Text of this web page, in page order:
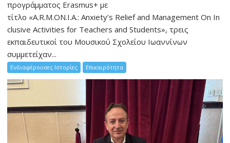
προγράμματος Erasmus+ με
τίτλο «A.R.M.ON.I.A.: Anxiety’s Relief and Management On In
clusive Activities for Teachers and Students», τρεις
εκπαιδευτικοί του Μουσικού Σχολείου Ιωαννίνων
συμμετείχαν...
Ενδιαφέρουσες Ιστορίες Επικαιρότητα